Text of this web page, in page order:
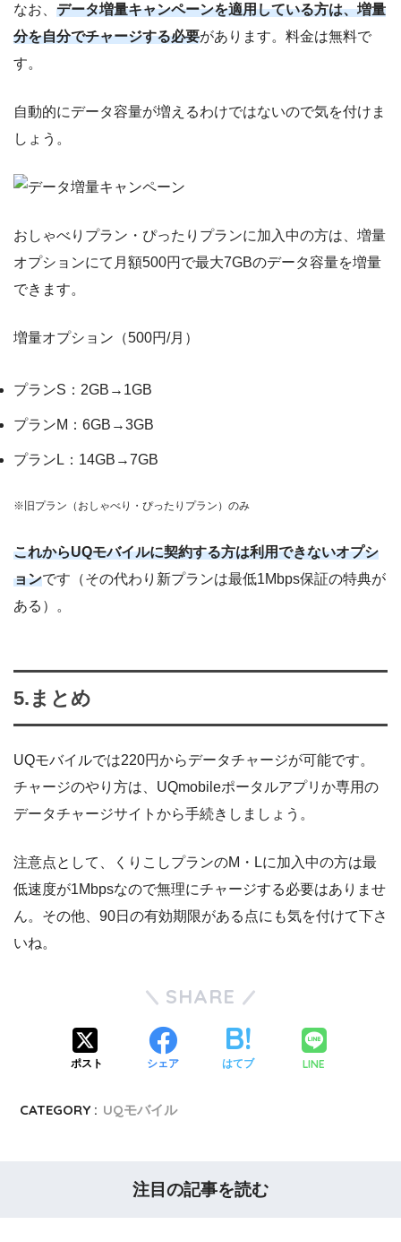
なお、 データ増量キャンペーンを適用している方は、増量
分を自分でチャージする必要があります。料金は無料で
す。
自動的にデータ容量が増えるわけではないので気を付けま
しょう。
おしゃべりプラン・ぴったりプランに加入中の方は、増量
オプションにて月額500円で最大7GBのデータ容量を増量
できます。
増量オプション（500円/月）
プランS：2GB→1GB
プランM：6GB→3GB
プランL：14GB→7GB
※旧プラン（おしゃべり・ぴったりプラン）のみ
これからUQモバイルに契約する方は利用できないオプシ
ョンです（その代わり新プランは最低1Mbps保証の特典が
ある）。
5.まとめ
UQモバイルでは220円からデータチャージが可能です。
チャージのやり方は、UQmobileポータルアプリか専用の
データチャージサイトから手続きしましょう。
注意点として、くりこしプランのM・Lに加入中の方は最
低速度が1Mbpsなので無理にチャージする必要はありませ
ん。その他、90日の有効期限がある点にも気を付けて下さ
いね。
SHARE
ポスト シェア はてブ LINE
CATEGORY : UQモバイル
注目の記事を読む